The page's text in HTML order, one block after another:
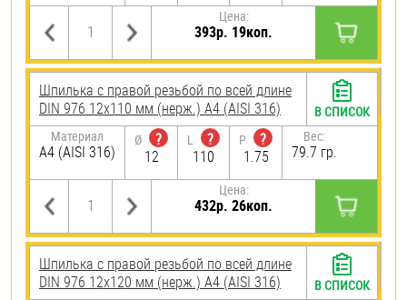
Цена:
393р. 19коп.
Шпилька с правой резьбой по всей длине
DIN 976 12х110 мм (нерж.) A4 (AISI 316)
Материал
A4 (AISI 316)
Ø
?
12
L
?
110
P
?
1.75
Вес:
79.7 гр.
Цена:
432р. 26коп.
В СПИСОК
Шпилька с правой резьбой по всей длине
DIN 976 12х120 мм (нерж.) A4 (AISI 316)
В СПИСОК